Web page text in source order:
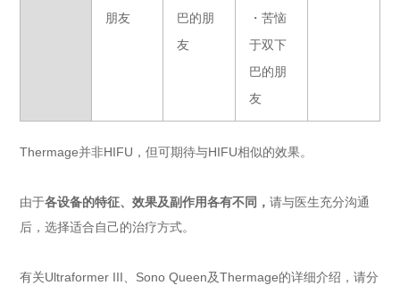
朋友
巴的朋
友
・苦恼
于双下
巴的朋
友
Thermage并非HIFU，但可期待与HIFU相似的效果。
由于各设备的特征、效果及副作用各有不同， 请与医生充分沟通
后，选择适合自己的治疗方式。
有关Ultraformer III、Sono Queen及Thermage的详细介绍，请分